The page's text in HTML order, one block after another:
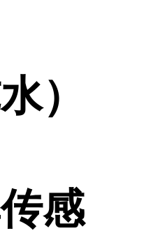
）
感